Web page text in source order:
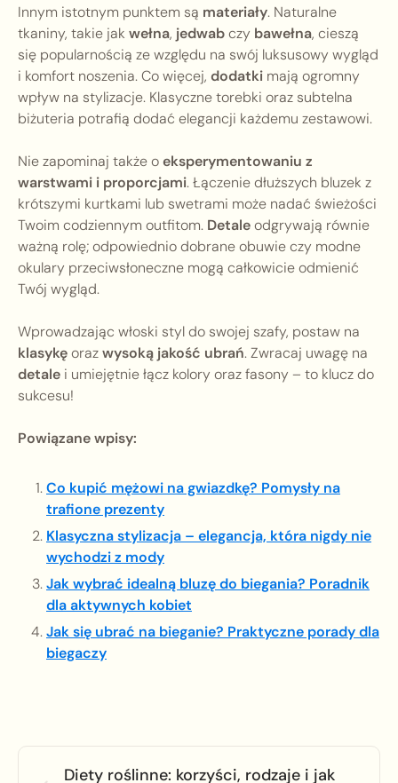
Innym istotnym punktem są materiały. Naturalne
tkaniny, takie jak wełna, jedwabczy bawełna, cieszą
się popularnością ze względu na swój luksusowy wygląd
i komfort noszenia. Co więcej, dodatki mają ogromny
wpływ na stylizacje. Klasyczne torebki oraz subtelna
biżuteria potrafią dodać elegancji każdemu zestawowi.
Nie zapominaj także oeksperymentowaniu z
warstwami i proporcjami. Łączenie dłuższych bluzek z
krótszymi kurtkami lub swetrami może nadać świeżości
Twoim codziennym outfitom. Detaleodgrywają równie
ważną rolę; odpowiednio dobrane obuwie czy modne
okulary przeciwsłoneczne mogą całkowicie odmienić
Twój wygląd.
Wprowadzając włoski styl do swojej szafy, postaw na
klasykęorazwysoką jakość ubrań. Zwracaj uwagę na
detale i umiejętnie łącz kolory oraz fasony – to klucz do
sukcesu!
Powiązane wpisy:
Co kupić mężowi na gwiazdkę? Pomysły na
trafione prezenty
Klasyczna stylizacja – elegancja, która nigdy nie
wychodzi z mody
Jak wybrać idealną bluzę do biegania? Poradnik
dla aktywnych kobiet
Jak się ubrać na bieganie? Praktyczne porady dla
biegaczy
Diety roślinne: korzyści, rodzaje i jak